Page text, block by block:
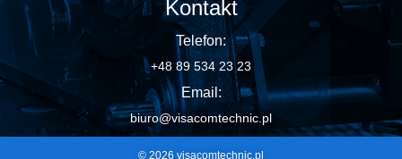
Kontakt
Telefon:
+48 89 534 23 23
Email:
biuro@visacomtechnic.pl
© 2026 visacomtechnic.pl